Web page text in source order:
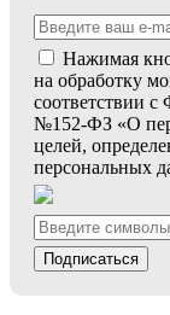
Нажимая
на обработку
соответствии с
№152-ФЗ «О
целей,
персональных
Подписаться